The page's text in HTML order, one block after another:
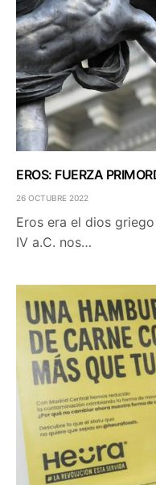
EROS: FUERZA
26 OCTUBRE 2022
Eros era el dios
IV a.C. nos…